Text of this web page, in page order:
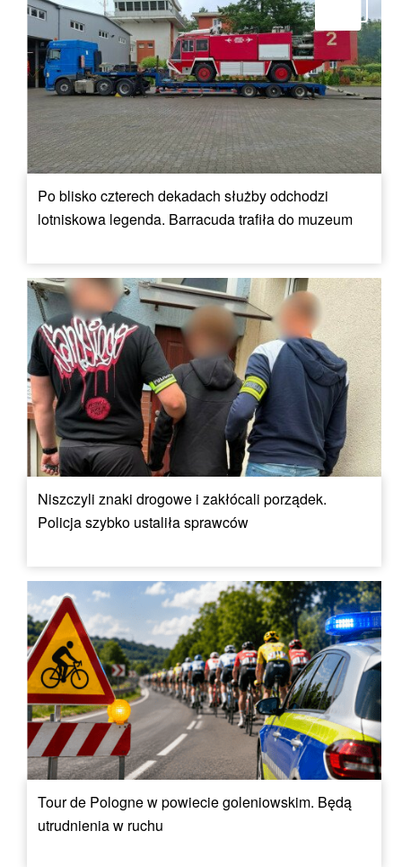
Po blisko czterech dekadach służby odchodzi
lotniskowa legenda. Barracuda trafiła do muzeum
Niszczyli znaki drogowe i zakłócali porządek.
Policja szybko ustaliła sprawców
Tour de Pologne w powiecie goleniowskim. Będą
utrudnienia w ruchu